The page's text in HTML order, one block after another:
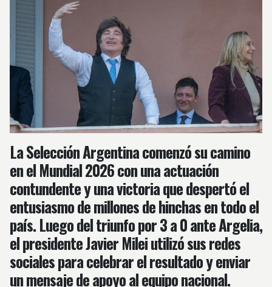
La Selección Argentina comenzó su camino
en el Mundial 2026 con una actuación
contundente y una victoria que despertó el
entusiasmo de millones de hinchas en todo el
país. Luego del triunfo por 3 a 0 ante Argelia,
el presidente Javier Milei utilizó sus redes
sociales para celebrar el resultado y enviar
un mensaje de apoyo al equipo nacional.